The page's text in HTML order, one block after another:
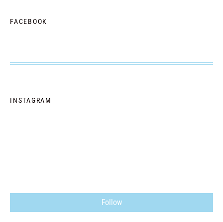
FACEBOOK
INSTAGRAM
Follow